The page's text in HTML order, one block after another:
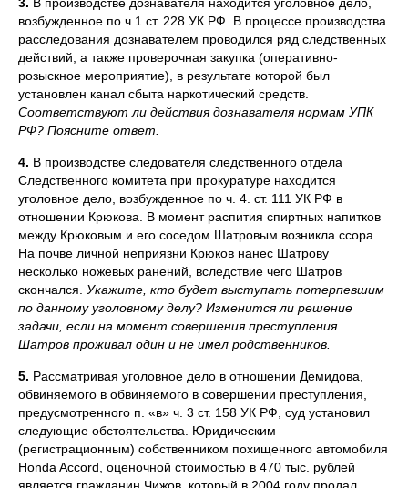
возбужденное по ч 1 ст. 228 УК РФ. В процессе производства
расследования дознавателем проводился ряд следственных
действий, а также проверочная закупка (оперативно-
розыскное мероприятие), в результате которой был
установлен канал сбыта наркотический средств.
Соответствуют ли действия дознавателя нормам УПК
РФ? Поясните ответ.
4. В производстве следователя следственного отдела
Следственного комитета при прокуратуре находится
уголовное дело, возбужденное по ч. 4. ст. 111 УК РФ в
отношении Крюкова. В момент распития спиртных напитков
между Крюковым и его соседом Шатровым возникла ссора.
На почве личной неприязни Крюков нанес Шатрову
несколько ножевых ранений, вследствие чего Шатров
скончался. Укажите, кто будет выступать потерпевшим
по данному уголовному делу? Изменится ли решение
задачи, если на момент совершения преступления
Шатров проживал один и не имел родственников.
5. Рассматривая уголовное дело в отношении Демидова,
обвиняемого в обвиняемого в совершении преступления,
предусмотренного п. «в» ч. 3 ст. 158 УК РФ, суд установил
следующие обстоятельства. Юридическим
(регистрационным) собственником похищенного автомобиля
Honda Accord, оценочной стоимостью в 470 тыс. рублей